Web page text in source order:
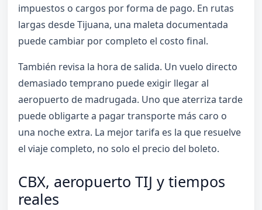
impuestos o cargos por forma de pago. En rutas
largas desde Tijuana, una maleta documentada
puede cambiar por completo el costo final.
También revisa la hora de salida. Un vuelo directo
demasiado temprano puede exigir llegar al
aeropuerto de madrugada. Uno que aterriza tarde
puede obligarte a pagar transporte más caro o
una noche extra. La mejor tarifa es la que resuelve
el viaje completo, no solo el precio del boleto.
CBX, aeropuerto TIJ y tiempos
reales